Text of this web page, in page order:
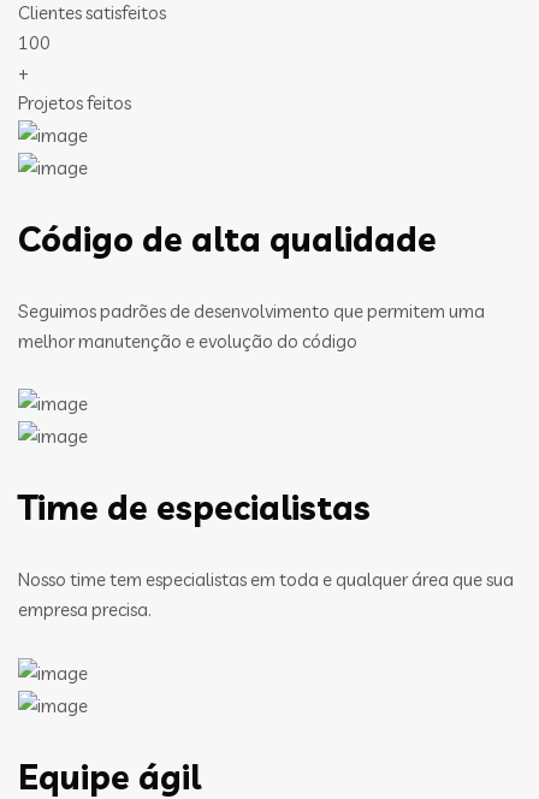
Clientes satisfeitos
100
+
Projetos feitos
Código de alta qualidade
Seguimos padrões de desenvolvimento que permitem uma
melhor manutenção e evolução do código
Time de especialistas
Nosso time tem especialistas em toda e qualquer área que sua
empresa precisa.
Equipe ágil